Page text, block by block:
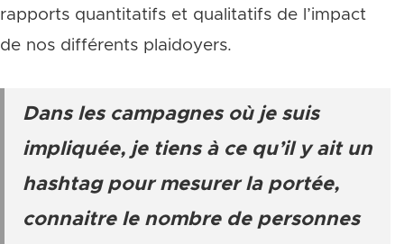
rapports quantitatifs et qualitatifs de l’impact
de nos différents plaidoyers.
Dans les campagnes où je suis
impliquée, je tiens à ce qu’il y ait un
hashtag pour mesurer la portée,
connaitre le nombre de personnes